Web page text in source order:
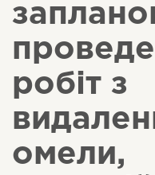
робіт з
омели,